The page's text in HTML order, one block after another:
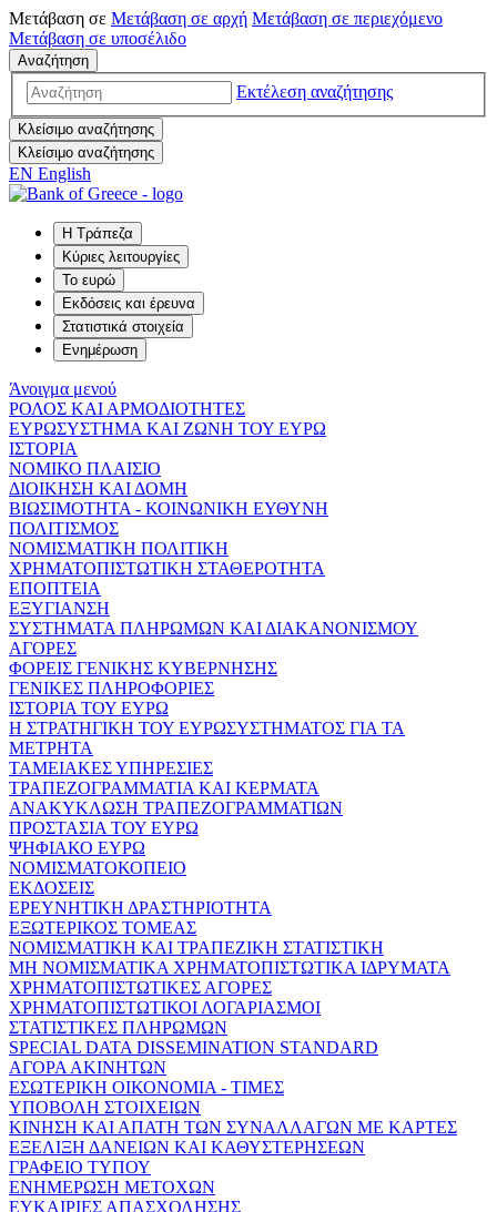
Μετάβαση σε Μετάβαση σε αρχή Μετάβαση σε περιεχόμενο
Μετάβαση σε υποσέλιδο
Αναζήτηση
Εκτέλεση αναζήτησης
Κλείσιμο αναζήτησης
Κλείσιμο αναζήτησης
EN English
Η Τράπεζα
Κύριες λειτουργίες
Το ευρώ
Εκδόσεις και έρευνα
Στατιστικά στοιχεία
Ενημέρωση
Άνοιγμα μενού
ΡΟΛΟΣ ΚΑΙ ΑΡΜΟΔΙΟΤΗΤΕΣ
ΕΥΡΩΣΥΣΤΗΜΑ ΚΑΙ ΖΩΝΗ ΤΟΥ ΕΥΡΩ
ΙΣΤΟΡΙΑ
ΝΟΜΙΚΟ ΠΛΑΙΣΙΟ
ΔΙΟΙΚΗΣΗ ΚΑΙ ΔΟΜΗ
ΒΙΩΣΙΜΟΤΗΤΑ - ΚΟΙΝΩΝΙΚΗ ΕΥΘΥΝΗ
ΠΟΛΙΤΙΣΜΟΣ
ΝΟΜΙΣΜΑΤΙΚΗ ΠΟΛΙΤΙΚΗ
ΧΡΗΜΑΤΟΠΙΣΤΩΤΙΚΗ ΣΤΑΘΕΡΟΤΗΤΑ
ΕΠΟΠΤΕΙΑ
ΕΞΥΓΙΑΝΣΗ
ΣΥΣΤΗΜΑΤΑ ΠΛΗΡΩΜΩΝ ΚΑΙ ΔΙΑΚΑΝΟΝΙΣΜΟΥ
ΑΓΟΡΕΣ
ΦΟΡΕΙΣ ΓΕΝΙΚΗΣ ΚΥΒΕΡΝΗΣΗΣ
ΓΕΝΙΚΕΣ ΠΛΗΡΟΦΟΡΙΕΣ
ΙΣΤΟΡΙΑ ΤΟΥ ΕΥΡΩ
Η ΣΤΡΑΤΗΓΙΚΗ ΤΟΥ ΕΥΡΩΣΥΣΤΗΜΑΤΟΣ ΓΙΑ ΤΑ
ΜΕΤΡΗΤΑ
ΤΑΜΕΙΑΚΕΣ ΥΠΗΡΕΣΙΕΣ
ΤΡΑΠΕΖΟΓΡΑΜΜΑΤΙΑ ΚΑΙ ΚΕΡΜΑΤΑ
ΑΝΑΚΥΚΛΩΣΗ ΤΡΑΠΕΖΟΓΡΑΜΜΑΤΙΩΝ
ΠΡΟΣΤΑΣΙΑ ΤΟΥ ΕΥΡΩ
ΨΗΦΙΑΚΟ ΕΥΡΩ
ΝΟΜΙΣΜΑΤΟΚΟΠΕΙΟ
ΕΚΔΟΣΕΙΣ
ΕΡΕΥΝΗΤΙΚΗ ΔΡΑΣΤΗΡΙΟΤΗΤΑ
ΕΞΩΤΕΡΙΚΟΣ ΤΟΜΕΑΣ
ΝΟΜΙΣΜΑΤΙΚΗ ΚΑΙ ΤΡΑΠΕΖΙΚΗ ΣΤΑΤΙΣΤΙΚΗ
ΜΗ ΝΟΜΙΣΜΑΤΙΚΑ ΧΡΗΜΑΤΟΠΙΣΤΩΤΙΚΑ ΙΔΡΥΜΑΤΑ
ΧΡΗΜΑΤΟΠΙΣΤΩΤΙΚΕΣ ΑΓΟΡΕΣ
ΧΡΗΜΑΤΟΠΙΣΤΩΤΙΚΟΙ ΛΟΓΑΡΙΑΣΜΟΙ
ΣΤΑΤΙΣΤΙΚΕΣ ΠΛΗΡΩΜΩΝ
SPECIAL DATA DISSEMINATION STANDARD
ΑΓΟΡΑ ΑΚΙΝΗΤΩΝ
ΕΣΩΤΕΡΙΚΗ ΟΙΚΟΝΟΜΙΑ - ΤΙΜΕΣ
ΥΠΟΒΟΛΗ ΣΤΟΙΧΕΙΩΝ
ΚΙΝΗΣΗ ΚΑΙ ΑΠΑΤΗ ΤΩΝ ΣΥΝΑΛΛΑΓΩΝ ΜΕ ΚΑΡΤΕΣ
ΕΞΕΛΙΞΗ ΔΑΝΕΙΩΝ ΚΑΙ ΚΑΘΥΣΤΕΡΗΣΕΩΝ
ΓΡΑΦΕΙΟ ΤΥΠΟΥ
ΕΝΗΜΕΡΩΣΗ ΜΕΤΟΧΩΝ
ΕΥΚΑΙΡΙΕΣ ΑΠΑΣΧΟΛΗΣΗΣ